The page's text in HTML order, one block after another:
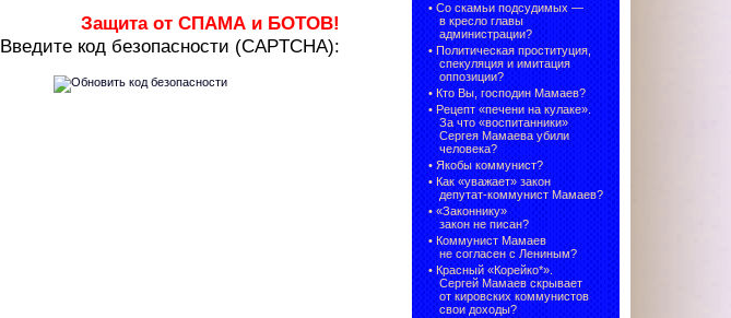
Защита от СПАМА и БОТОВ!
Введите код безопасности (CAPTCHA):
• Со скамьи подсудимых —
в кресло главы
администрации?
• Политическая проституция,
спекуляция и имитация
оппозиции?
• Кто Вы, господин Мамаев?
• Рецепт «печени на кулаке».
За что «воспитанники»
Сергея Мамаева убили
человека?
• Якобы коммунист?
• Как «уважает» закон
депутат-коммунист Мамаев?
• «Законнику»
закон не писан?
• Коммунист Мамаев
не согласен с Лениным?
• Красный «Корейко*».
Сергей Мамаев скрывает
от кировских коммунистов
свои доходы?